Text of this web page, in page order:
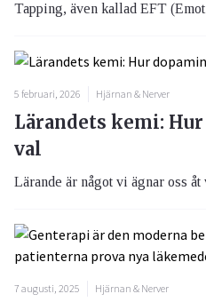
Tapping, även kallad EFT
5 februari, 2026 Hjärnan & Nerver
Lärandets kemi:
val
Lärande är något vi ägnar oss åt
7 augusti, 2025 Hjärnan & Nerver